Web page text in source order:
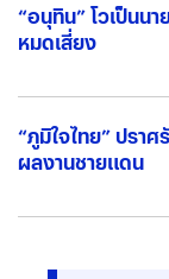
“อนุทิน” โวเป็นน
หมดเสี่ยง
“ภูมิใจไทย” ปรา
ผลงานชายแดน